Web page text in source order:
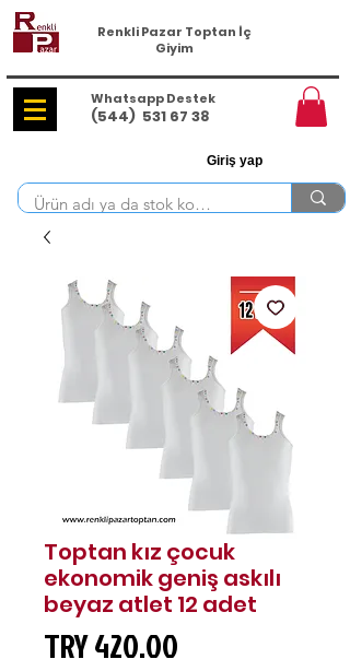
Renkli Pazar Toptan İç
Giyim
Whatsapp Destek
(544) 531 67 38
Giriş yap
Toptan kız çocuk
ekonomik geniş askılı
beyaz atlet 12 adet
TRY 420.00